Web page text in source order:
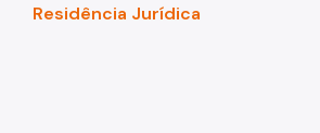
Residência Jurídica